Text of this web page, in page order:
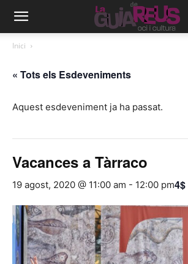
Inici
« Tots els Esdeveniments
Aquest esdeveniment ja ha passat.
Vacances a Tàrraco
19 agost, 2020 @ 11:00 am - 12:00 pm4$